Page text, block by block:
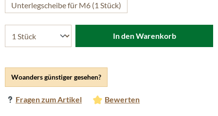
Woanders günstiger gesehen?
Fragen zum Artikel Bewerten
Unterlegscheibe für M6 (1 Stück)
In den Warenkorb